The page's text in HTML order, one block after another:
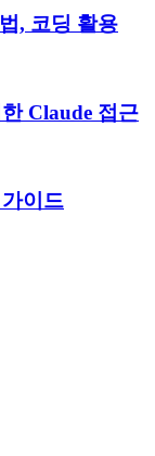
, 코딩 활용
Claude 접근
이드